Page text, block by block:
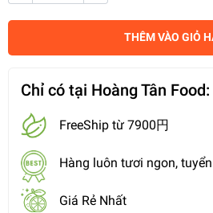
THÊM VÀO GIỎ
Chỉ có tại Hoàng Tân Food:
FreeShip từ 7900円
Hàng luôn tươi ngon,
Giá Rẻ Nhất